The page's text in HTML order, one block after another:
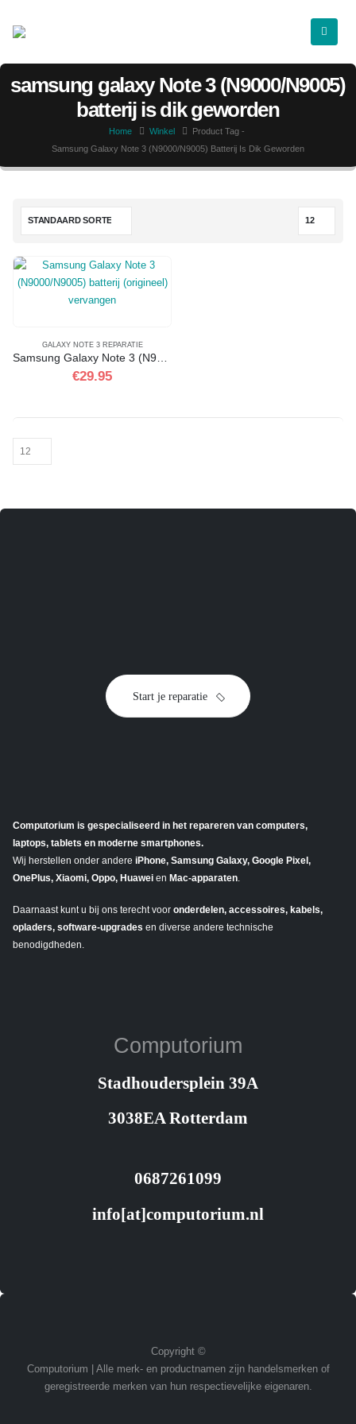
samsung galaxy Note 3 (N9000/N9005)
batterij is dik geworden
Home Winkel
Product Tag -
Samsung Galaxy Note 3 (N9000/N9005) Batterij Is Dik Geworden
GALAXY NOTE 3 REPARATIE
€29.95
Start je reparatie
Computorium is gespecialiseerd in het repareren van computers,
laptops, tablets en moderne smartphones.
Wij herstellen onder andere iPhone, Samsung Galaxy, Google Pixel,
OnePlus, Xiaomi, Oppo, Huawei en Mac-apparaten
Daarnaast kunt u bij ons terecht voor onderdelen, accessoires, kabels,
opladers, software-upgrades en diverse andere technische
benodigdheden.
Computorium
Stadhoudersplein 39A
3038EA Rotterdam
0687261099
info[at]computorium.nl
Copyright ©
Computorium | Alle merk- en productnamen zijn handelsmerken of
geregistreerde merken van hun respectievelijke eigenaren.